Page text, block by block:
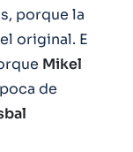
porque la
original. E
Mikel
de